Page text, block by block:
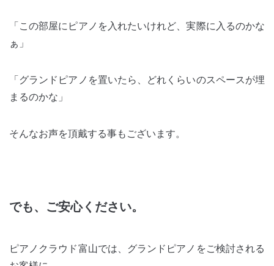
「この部屋にピアノを入れたいけれど、実際に入るのかな
ぁ」
「グランドピアノを置いたら、どれくらいのスペースが埋
まるのかな」
そんなお声を頂戴する事もございます。
でも、ご安心ください。
ピアノクラウド富山では、グランドピアノをご検討される